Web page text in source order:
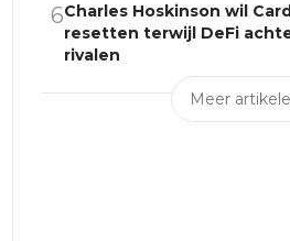
6Charles Hoskinson wil
resetten terwijl DeFi
rivalen
Meer